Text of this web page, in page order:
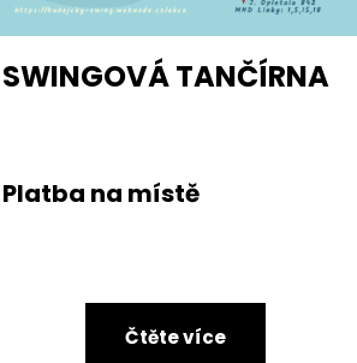
SWINGOVÁ TANČÍRNA
Platba na místě
Čtěte více